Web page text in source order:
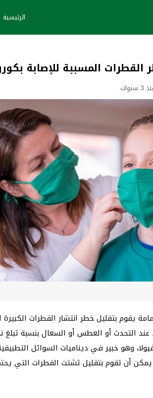
الرئيسية
القطرات المسببة للإصابة
سنوات
يقوم بتقليل خطر انتشار القطرات
وهو خبير في ديناميات السوائل
يمكن أن تقوم بتقليل تشتت القطرات التي